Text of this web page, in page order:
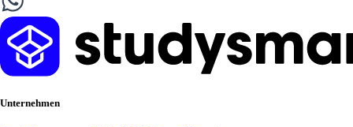
Unternehmen